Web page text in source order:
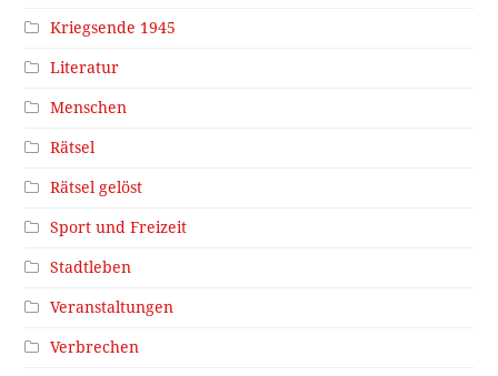
Kriegsende 1945
Literatur
Menschen
Rätsel
Rätsel gelöst
Sport und Freizeit
Stadtleben
Veranstaltungen
Verbrechen